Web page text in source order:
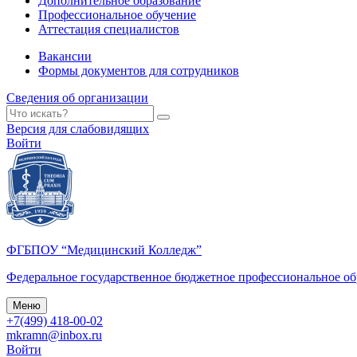
Профессиональное обучение
Аттестация специалистов
Вакансии
Формы документов для сотрудников
Сведения об организации
Версия для слабовидящих
Войти
ФГБПОУ “Медицинский Колледж”
Федеральное государственное бюджетное профессиональное
Меню
+7(499) 418-00-02
mkramn@inbox.ru
Войти